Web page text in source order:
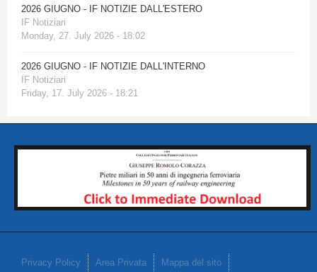
2026 GIUGNO - IF NOTIZIE DALL'ESTERO
IF Notiziari
Monday, 27. July 2026 - 18:02
2026 GIUGNO - IF NOTIZIE DALL'INTERNO
IF Notiziari
Friday, 17. July 2026 - 18:21
Privacy Policy Area Privata Mappa del sito